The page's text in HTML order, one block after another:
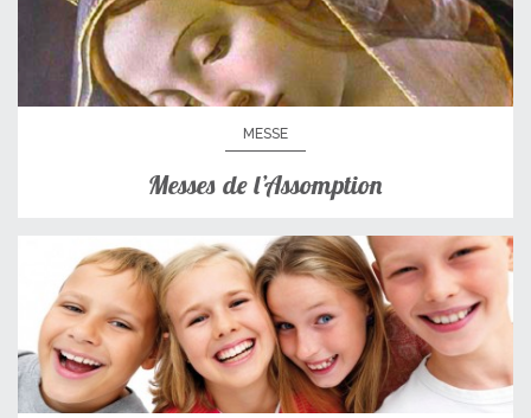
MESSE
Messes de l’Assomption